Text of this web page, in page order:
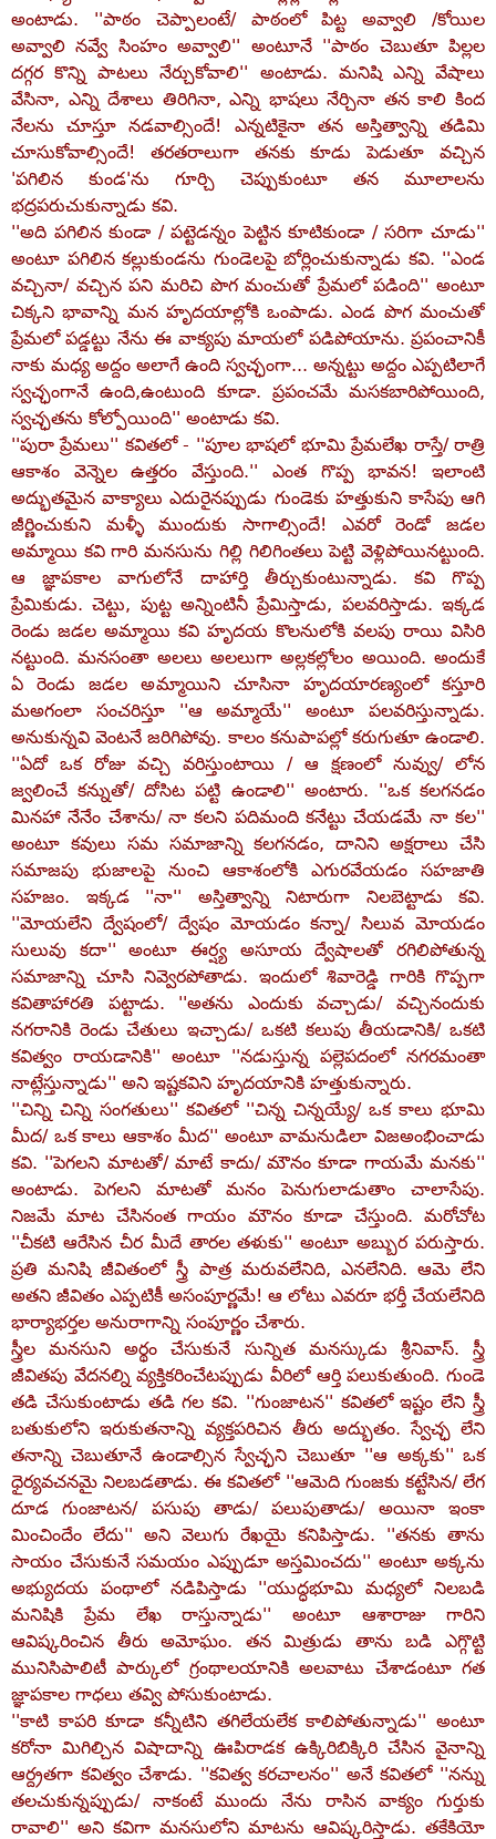
అంటాడు. ''పాఠం చెప్పాలంటే/ పాఠంలో పిట్ట అవ్వాలి /కోయిల
అవ్వాలి నవ్వే సింహం అవ్వాలి'' అంటూనే ''పాఠం చెబుతూ పిల్లల
దగ్గర కొన్ని పాటలు నేర్చుకోవాలి'' అంటాడు. మనిషి ఎన్ని వేషాలు
వేసినా, ఎన్ని దేశాలు తిరిగినా, ఎన్ని భాషలు నేర్చినా తన కాలి కింద
నేలను చూస్తూ నడవాల్సిందే! ఎన్నటికైనా తన అస్తిత్వాన్ని తడిమి
చూసుకోవాల్సిందే! తరతరాలుగా తనకు కూడు పెడుతూ వచ్చిన
'పగిలిన కుండ'ను గూర్చి చెప్పుకుంటూ తన మూలాలను
భద్రపరుచుకున్నాడు కవి.
''అది పగిలిన కుండా / పట్టెడన్నం పెట్టిన కూటికుండా / సరిగా చూడు''
అంటూ పగిలిన కల్లుకుండను గుండెలపై బోర్లించుకున్నాడు కవి. ''ఎండ
వచ్చినా/ వచ్చిన పని మరిచి పొగ మంచుతో ప్రేమలో పడింది'' అంటూ
చిక్కని భావాన్ని మన హృదయాల్లోకి ఒంపాడు. ఎండ పొగ మంచుతో
ప్రేమలో పడ్డట్టు నేను ఈ వాక్యపు మాయలో పడిపోయాను. ప్రపంచానికీ
నాకు మధ్య అద్దం అలాగే ఉంది స్వచ్ఛంగా... అన్నట్టు అద్దం ఎప్పటిలాగే
స్వచ్ఛంగానే ఉంది,ఉంటుంది కూడా. ప్రపంచమే మసకబారిపోయింది,
స్వచ్ఛతను కోల్పోయింది'' అంటాడు కవి.
''పురా ప్రేమలు'' కవితలో - ''పూల భాషలో భూమి ప్రేమలేఖ రాస్తే/ రాత్రి
ఆకాశం వెన్నెల ఉత్తరం వేస్తుంది.'' ఎంత గొప్ప భావన! ఇలాంటి
అద్భుతమైన వాక్యాలు ఎదురైనప్పుడు గుండెకు హత్తుకుని కాసేపు ఆగి
జీర్ణించుకుని మళ్ళీ ముందుకు సాగాల్సిందే! ఎవరో రెండో జడల
అమ్మాయి కవి గారి మనసును గిల్లి గిలిగింతలు పెట్టి వెళ్లిపోయినట్టుంది.
ఆ జ్ఞాపకాల వాగులోనే దాహార్తి తీర్చుకుంటున్నాడు. కవి గొప్ప
ప్రేమికుడు. చెట్టు, పుట్ట అన్నింటినీ ప్రేమిస్తాడు, పలవరిస్తాడు. ఇక్కడ
రెండు జడల అమ్మాయి కవి హృదయ కొలనులోకి వలపు రాయి విసిరి
నట్టుంది. మనసంతా అలలు అలలుగా అల్లకల్లోలం అయింది. అందుకే
ఏ రెండు జడల అమ్మాయిని చూసినా హృదయారణ్యంలో కస్తూరి
మఅగంలా సంచరిస్తూ ''ఆ అమ్మాయే'' అంటూ పలవరిస్తున్నాడు.
అనుకున్నవి వెంటనే జరిగిపోవు. కాలం కనుపాపల్లో కరుగుతూ ఉండాలి.
''ఏదో ఒక రోజు వచ్చి వరిస్తుంటాయి / ఆ క్షణంలో నువ్వు/ లోన
జ్వలించే కన్నుతో/ దోసిట పట్టి ఉండాలి'' అంటారు. ''ఒక కలగనడం
మినహా నేనేం చేశాను/ నా కలని పదిమంది కనేట్టు చేయడమే నా కల''
అంటూ కవులు సమ సమాజాన్ని కలగనడం, దానిని అక్షరాలు చేసి
సమాజపు భుజాలపై నుంచి ఆకాశంలోకి ఎగురవేయడం సహజాతి
సహజం. ఇక్కడ ''నా'' అస్తిత్వాన్ని నిటారుగా నిలబెట్టాడు కవి.
''మోయలేని ద్వేషంలో/ ద్వేషం మోయడం కన్నా/ సిలువ మోయడం
సులువు కదా'' అంటూ ఈర్ష్య అసూయ ద్వేషాలతో రగిలిపోతున్న
సమాజాన్ని చూసి నివ్వెరపోతాడు. ఇందులో శివారెడ్డి గారికి గొప్పగా
కవితాహారతి పట్టాడు. ''అతను ఎందుకు వచ్చాడు/ వచ్చినందుకు
నగరానికి రెండు చేతులు ఇచ్చాడు/ ఒకటి కలుపు తీయడానికి/ ఒకటి
కవిత్వం రాయడానికి'' అంటూ ''నడుస్తున్న పల్లెపదంలో నగరమంతా
నాట్లేస్తున్నాడు'' అని ఇష్టకవిని హృదయానికి హత్తుకున్నారు.
''చిన్ని చిన్ని సంగతులు'' కవితలో ''చిన్న చిన్నయ్యే/ ఒక కాలు భూమి
మీద/ ఒక కాలు ఆకాశం మీద'' అంటూ వామనుడిలా విజఅంభించాడు
కవి. ''పెగలని మాటతో/ మాటే కాదు/ మౌనం కూడా గాయమే మనకు''
అంటాడు. పెగలని మాటతో మనం పెనుగులాడుతాం చాలాసేపు.
నిజమే మాట చేసినంత గాయం మౌనం కూడా చేస్తుంది. మరోచోట
''చీకటి ఆరేసిన చీర మీదే తారల తళుకు'' అంటూ అబ్బుర పరుస్తారు.
ప్రతి మనిషి జీవితంలో స్త్రీ పాత్ర మరువలేనిది, ఎనలేనిది. ఆమె లేని
అతని జీవితం ఎప్పటికీ అసంపూర్ణమే! ఆ లోటు ఎవరూ భర్తీ చేయలేనిది
భార్యాభర్తల అనురాగాన్ని సంపూర్ణం చేశారు.
స్త్రీల మనసుని అర్థం చేసుకునే సున్నిత మనస్కుడు శ్రీనివాస్‌. స్త్రీ
జీవితపు వేదనల్ని వ్యక్తికరించేటప్పుడు వీరిలో ఆర్తి పలుకుతుంది. గుండె
తడి చేసుకుంటాడు తడి గల కవి. ''గుంజాటన'' కవితలో ఇష్టం లేని స్త్రీ
బతుకులోని ఇరుకుతనాన్ని వ్యక్తపరిచిన తీరు అద్భుతం. స్వేచ్ఛ లేని
తనాన్ని చెబుతూనే ఉండాల్సిన స్వేచ్ఛని చెబుతూ ''ఆ అక్కకు'' ఒక
ధైర్యవచనమై నిలబడతాడు. ఈ కవితలో ''ఆమెది గుంజకు కట్టేసిన/ లేగ
దూడ గుంజాటన/ పసుపు తాడు/ పలుపుతాడు/ అయినా ఇంకా
మించిందేం లేదు'' అని వెలుగు రేఖయై కనిపిస్తాడు. ''తనకు తాను
సాయం చేసుకునే సమయం ఎప్పుడూ అస్తమించదు'' అంటూ అక్కను
అభ్యుదయ పంథాలో నడిపిస్తాడు ''యుద్ధభూమి మధ్యలో నిలబడి
మనిషికి ప్రేమ లేఖ రాస్తున్నాడు'' అంటూ ఆశారాజు గారిని
ఆవిష్కరించిన తీరు అమోఘం. తన మిత్రుడు తాను బడి ఎగ్గొట్టి
మునిసిపాలిటీ పార్కులో గ్రంథాలయానికి అలవాటు చేశాడంటూ గత
జ్ఞాపకాల గాధలు తవ్వి పోసుకుంటాడు.
''కాటి కాపరి కూడా కన్నీటిని తగిలేయలేక కాలిపోతున్నాడు'' అంటూ
కరోనా మిగిల్చిన విషాదాన్ని ఊపిరాడక ఉక్కిరిబిక్కిరి చేసిన వైనాన్ని
ఆర్ద్రతగా కవిత్వం చేశాడు. ''కవిత్వ కరచాలనం'' అనే కవితలో ''నన్ను
తలచుకున్నప్పుడు/ నాకంటే ముందు నేను రాసిన వాక్యం గుర్తుకు
రావాలి'' అని కవిగా మనసులోని మాటను ఆవిష్కరిస్తాడు. తకేకియో